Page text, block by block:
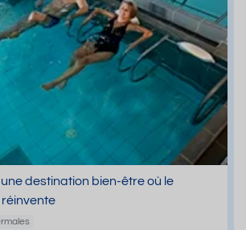
destination bien-être où le